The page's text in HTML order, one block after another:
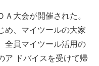
大会が開催された。
め、マイツールの大家
全員マイツール活用の
ア ドバイスを受けて帰